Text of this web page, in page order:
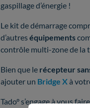
gaspillage d’énergie !
Le kit de démarrage
d’autreséquipements
contrôle multi-zone de la
Bien que le récepteur
ajouter un Bridge Xà
Tado° s’engage à vous